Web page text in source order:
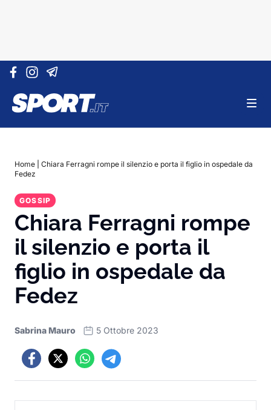
Vai al contenuto
Home
Chiara Ferragni rompe il silenzio e porta il figlio in ospedale da
Fedez
GOSSIP
Chiara Ferragni rompe
il silenzio e porta il
figlio in ospedale da
Fedez
Sabrina Mauro 5 Ottobre 2023